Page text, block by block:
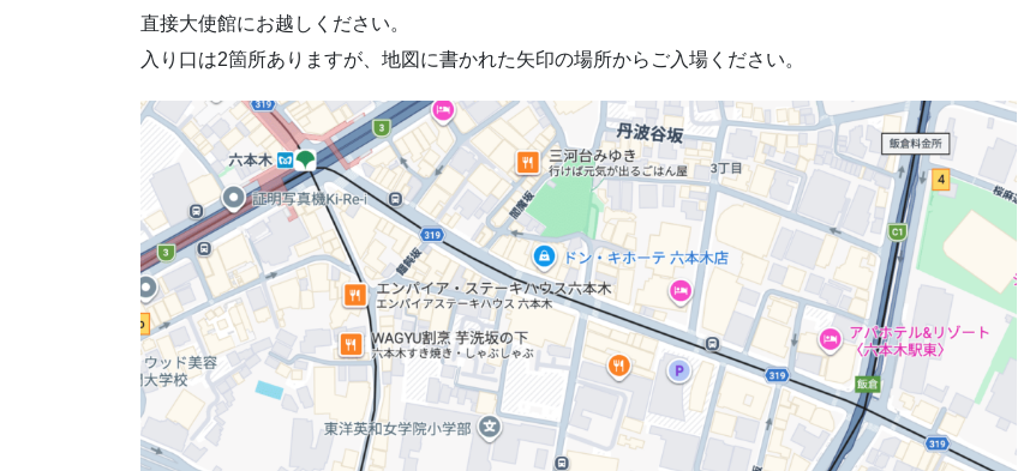
直接大使館にお越しください。
入り口は2箇所ありますが、地図に書かれた矢印の場所からご入場ください。